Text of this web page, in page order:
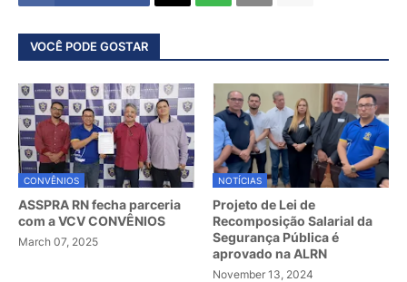
VOCÊ PODE GOSTAR
CONVÊNIOS
ASSPRA RN fecha parceria
com a VCV CONVÊNIOS
March 07, 2025
NOTÍCIAS
Projeto de Lei de
Recomposição Salarial da
Segurança Pública é
aprovado na ALRN
November 13, 2024